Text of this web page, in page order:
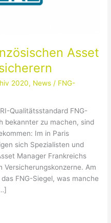
Asset
2020, News / FNG-
Qualitätsstandard FNG-
bekannter zu machen, sind
Im in Paris
sich Spezialisten und
Manager Frankreichs
Am
FNG-Siegel, was manche